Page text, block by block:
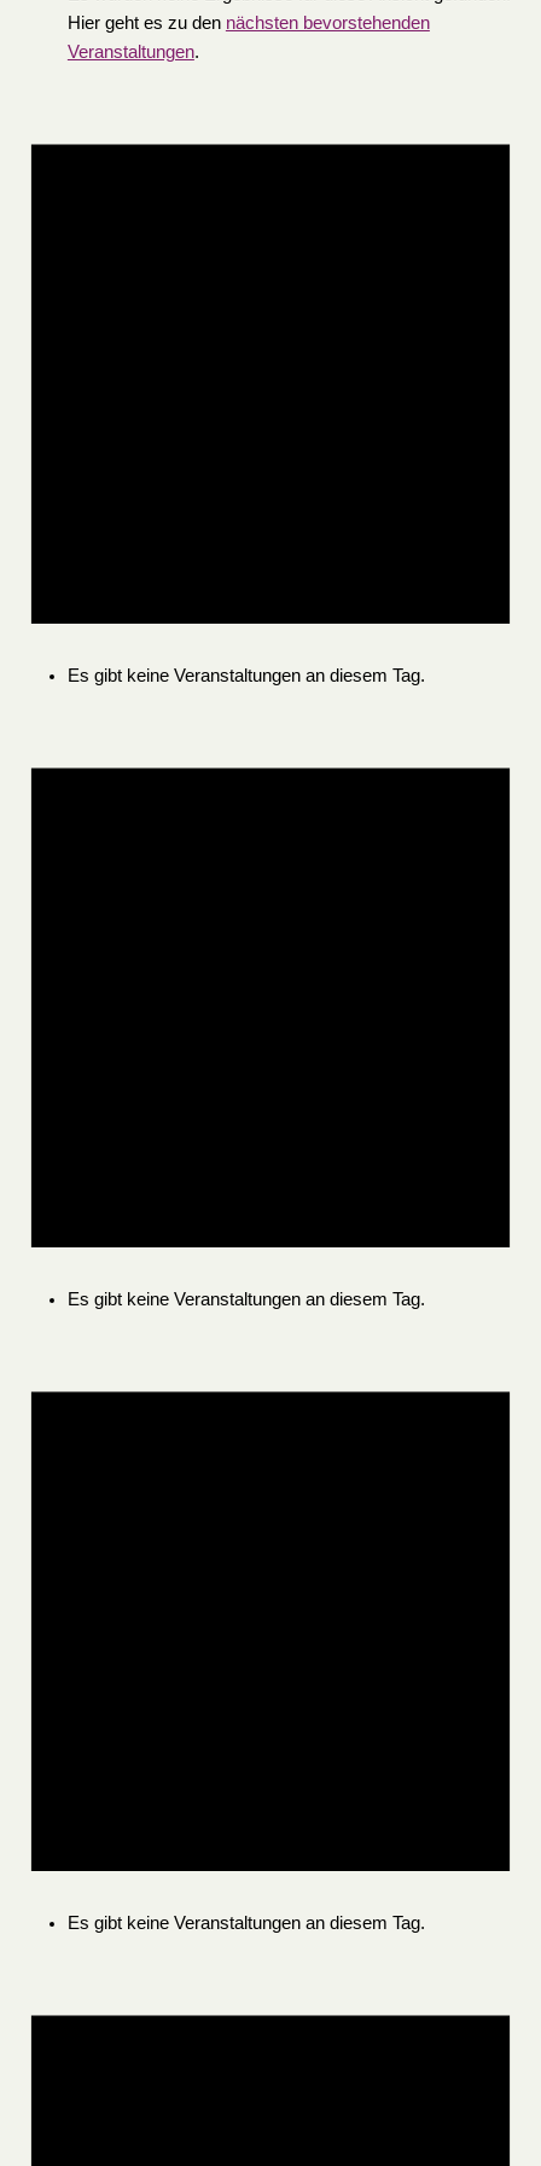
Hier geht es zu den nächsten bevorstehenden
Veranstaltungen.
Es gibt keine Veranstaltungen an diesem Tag.
Es gibt keine Veranstaltungen an diesem Tag.
Es gibt keine Veranstaltungen an diesem Tag.